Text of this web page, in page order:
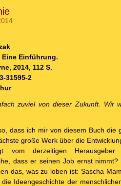
Eine Einführung.
2014, 112 S.
31595-2
zuviel von dieser Zukunft.
dass ich mir von diesem Buch die
große Werk über die
vom derzeitigen
dass er seinen Job ernst
das, was zu loben ist: Sascha
Ideengeschichte der